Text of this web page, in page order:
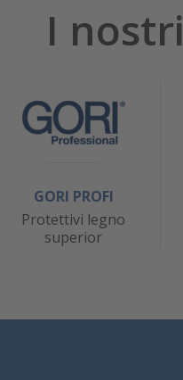
I
GORI PROFI
Protettivi legno
superior